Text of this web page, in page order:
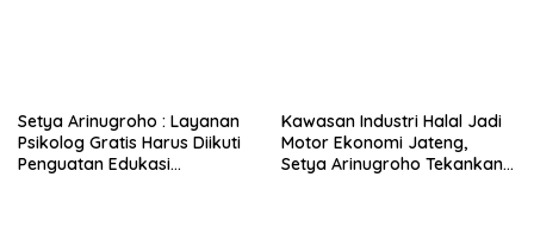
Setya Arinugroho : Layanan
Psikolog Gratis Harus Diikuti
Penguatan Edukasi
Kawasan Industri Halal Jadi
Motor Ekonomi Jateng,
Setya Arinugroho Tekankan